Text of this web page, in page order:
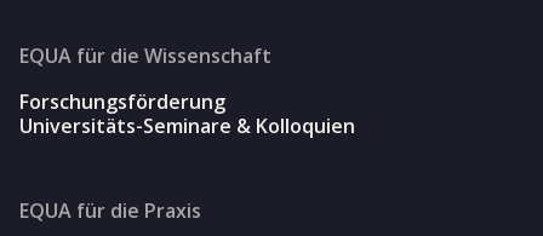
EQUA für die Wissenschaft
Forschungsförderung
Universitäts-Seminare & Kolloquien
EQUA für die Praxis